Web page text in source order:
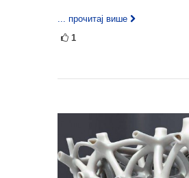
... прочитај више
1